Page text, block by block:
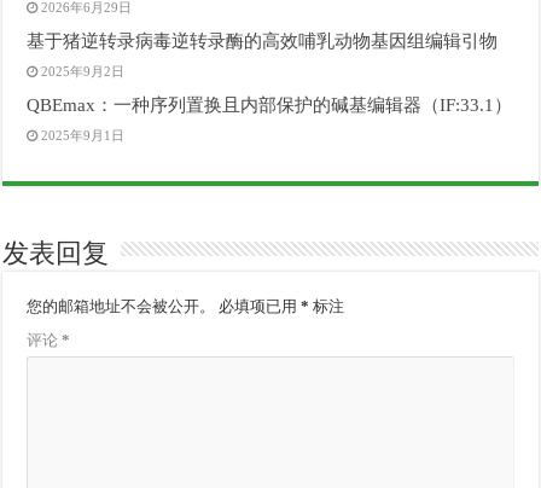
2026年6月29日
基于猪逆转录病毒逆转录酶的高效哺乳动物基因组编辑引物
2025年9月2日
QBEmax：一种序列置换且内部保护的碱基编辑器（IF:33.1）
2025年9月1日
发表回复
您的邮箱地址不会被公开。 必填项已用* 标注
评论*